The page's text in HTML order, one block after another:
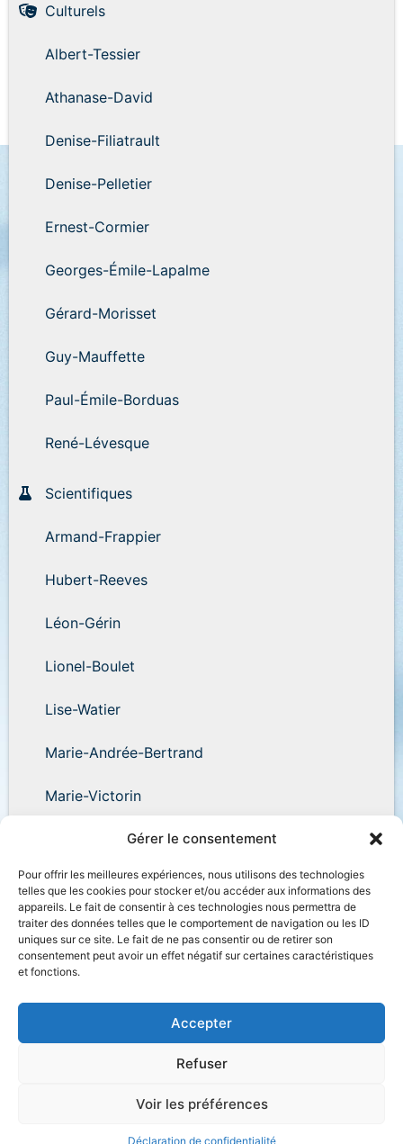
Gérer le consentement
Pour offrir les meilleures expériences, nous utilisons des technologies
telles que les cookies pour stocker et/ou accéder aux informations des
appareils. Le fait de consentir à ces technologies nous permettra de
traiter des données telles que le comportement de navigation ou les ID
uniques sur ce site. Le fait de ne pas consentir ou de retirer son
consentement peut avoir un effet négatif sur certaines caractéristiques
et fonctions.
Accepter
Refuser
Voir les préférences
Déclaration de confidentialité
Culturels
Albert-Tessier
Athanase-David
Denise-Filiatrault
Denise-Pelletier
Ernest-Cormier
Georges-Émile-Lapalme
Gérard-Morisset
Guy-Mauffette
Paul-Émile-Borduas
René-Lévesque
Scientifiques
Armand-Frappier
Hubert-Reeves
Léon-Gérin
Lionel-Boulet
Lise-Watier
Marie-Andrée-Bertrand
Marie-Victorin
Wilder-Penfield
Accessibilité Plan du site Salle de presse
Nous joindre